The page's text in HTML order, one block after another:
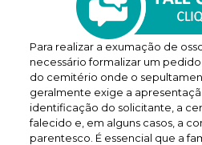
Para realizar a exumação de
necessário formalizar um
do cemitério onde o
geralmente exige a
identificação do solicitante, a
falecido e, em alguns casos, a
parentesco. É essencial que a